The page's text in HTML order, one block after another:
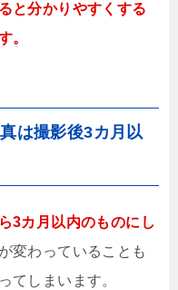
と分かりやすくする
。
は撮影後3カ月以
3カ月以内のものにし
変わっていることも
てしまいます。